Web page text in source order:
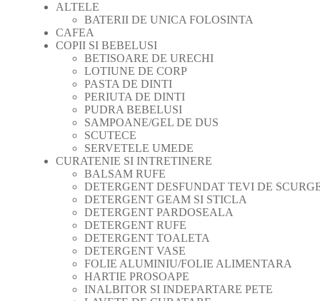
ALTELE
BATERII DE UNICA FOLOSINTA
CAFEA
COPII SI BEBELUSI
BETISOARE DE URECHI
LOTIUNE DE CORP
PASTA DE DINTI
PERIUTA DE DINTI
PUDRA BEBELUSI
SAMPOANE/GEL DE DUS
SCUTECE
SERVETELE UMEDE
CURATENIE SI INTRETINERE
BALSAM RUFE
DETERGENT DESFUNDAT TEVI DE
DETERGENT GEAM SI STICLA
DETERGENT PARDOSEALA
DETERGENT RUFE
DETERGENT TOALETA
DETERGENT VASE
FOLIE ALUMINIU/FOLIE ALIMENTARA
HARTIE PROSOAPE
INALBITOR SI INDEPARTARE PETE